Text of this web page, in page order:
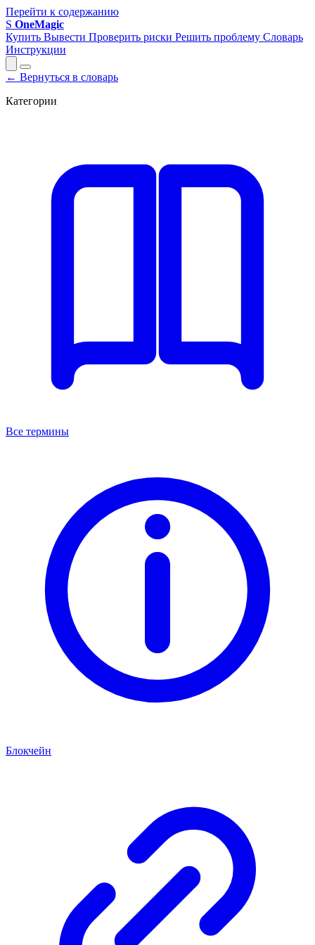
Перейти к содержанию
S OneMagic
Купить Вывести Проверить риски Решить проблему Словарь
Инструкции
← Вернуться в словарь
Категории
Все термины
Блокчейн